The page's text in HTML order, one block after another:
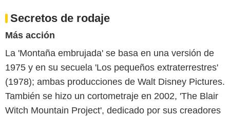
Secretos de rodaje
Más acción
La 'Montaña embrujada' se basa en una versión de
1975 y en su secuela 'Los pequeños extraterrestres'
(1978); ambas producciones de Walt Disney Pictures.
También se hizo un cortometraje en 2002, 'The Blair
Witch Mountain Project', dedicado por sus creadores